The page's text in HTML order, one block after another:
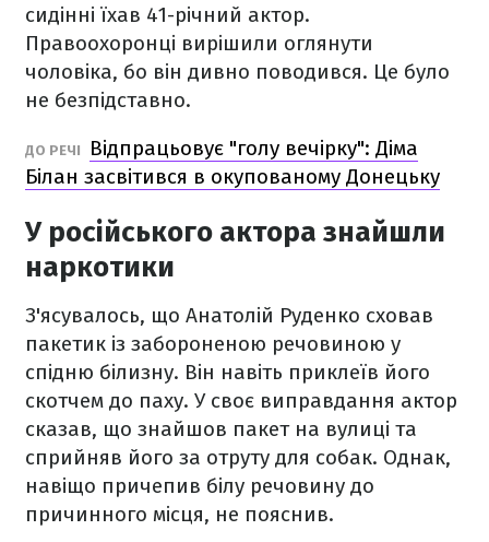
сидінні їхав 41-річний актор.
Правоохоронці вирішили оглянути
чоловіка, бо він дивно поводився. Це було
не безпідставно.
ДО РЕЧІ
Відпрацьовує "голу вечірку": Діма
Білан засвітився в окупованому Донецьку
У російського актора знайшли
наркотики
З'ясувалось, що Анатолій Руденко сховав
пакетик із забороненою речовиною у
спідню білизну. Він навіть приклеїв його
скотчем до паху. У своє виправдання актор
сказав, що знайшов пакет на вулиці та
сприйняв його за отруту для собак. Однак,
навіщо причепив білу речовину до
причинного місця, не пояснив.